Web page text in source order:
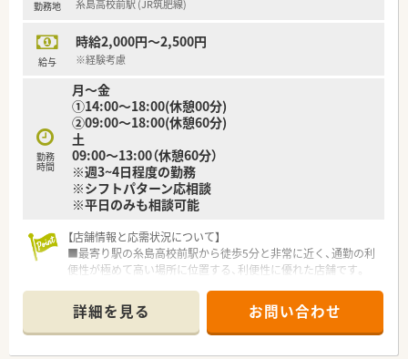
勤務地 糸島高校前駅 (JR筑肥線)
給与
時給2,000円～2,500円
※経験考慮
勤務
時間
月～金
①14:00～18:00(休憩00分)
②09:00～18:00(休憩60分)
土
09:00～13:00（休憩60分）
※週3~4日程度の勤務
※シフトパターン応相談
※平日のみも相談可能
【店舗情報と応需状況について】
■最寄り駅の糸島高校前駅から徒歩5分と非常に近く、通勤の利
便性が極めて高い場所に位置する、利便性に優れた店舗です。
枚程度を想定しており、一人ひとりに丁寧な対応が可能です。
■勤務体制は薬剤師が常時1名から2名に事務員が1名加わる構
成で、無理のない落ち着いた環境で業務に取り組めます。
詳細を見る お問い合わせ